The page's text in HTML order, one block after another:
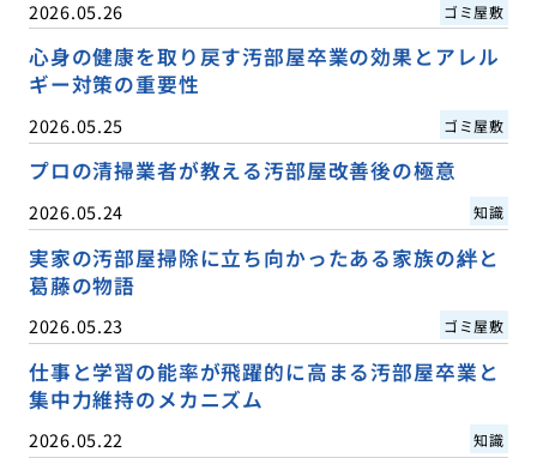
2026.05.26 ゴミ屋敷
心身の健康を取り戻す汚部屋卒業の効果とアレル
ギー対策の重要性
2026.05.25 ゴミ屋敷
プロの清掃業者が教える汚部屋改善後の極意
2026.05.24 知識
実家の汚部屋掃除に立ち向かったある家族の絆と
葛藤の物語
2026.05.23 ゴミ屋敷
仕事と学習の能率が飛躍的に高まる汚部屋卒業と
集中力維持のメカニズム
2026.05.22 知識